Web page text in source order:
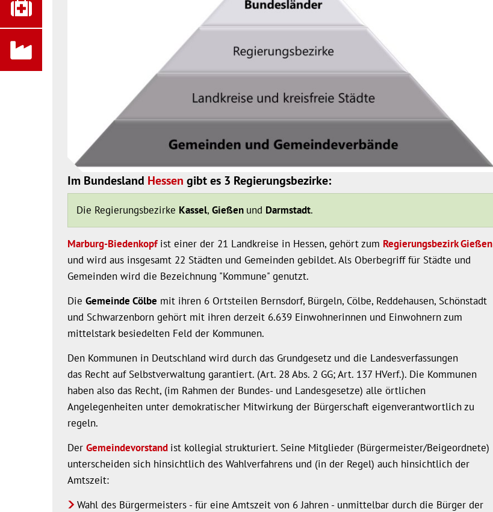
Im Bundesland Hessen gibt es 3 Regierungsbezirke:
Die Regierungsbezirke Kassel, Gießen und Darmstadt.
Marburg-Biedenkopfist einer der 21 Landkreise in Hessen, gehört zum Regierungsbezirk Gießen
und wird aus insgesamt 22 Städten und Gemeinden gebildet. Als Oberbegriff für Städte und
Gemeinden wird die Bezeichnung "Kommune" genutzt.
Die Gemeinde Cölbe mit ihren 6 Ortsteilen Bernsdorf, Bürgeln, Cölbe, Reddehausen, Schönstadt
und Schwarzenborn gehört mit ihren derzeit 6.639 Einwohnerinnen und Einwohnern zum
mittelstark besiedelten Feld der Kommunen.
Den Kommunen in Deutschland wird durch das Grundgesetz und die Landesverfassungen
das Recht auf Selbstverwaltung garantiert. (Art. 28 Abs. 2 GG; Art. 137 HVerf.). Die Kommunen
haben also das Recht, (im Rahmen der Bundes- und Landesgesetze) alle örtlichen
Angelegenheiten unter demokratischer Mitwirkung der Bürgerschaft eigenverantwortlich zu
regeln.
Der Gemeindevorstand ist kollegial strukturiert. Seine Mitglieder (Bürgermeister/Beigeordnete)
unterscheiden sich hinsichtlich des Wahlverfahrens und (in der Regel) auch hinsichtlich der
Amtszeit:
Wahl des Bürgermeisters - für eine Amtszeit von 6 Jahren - unmittelbar durch die Bürger der